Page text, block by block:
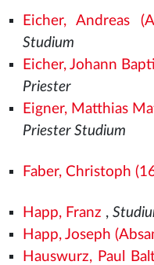
Eicher, Andreas
Studium
Eicher, Johann
Priester
Eigner, Matthias
Priester Studium
Faber, Christoph
Happ, Franz ,
Happ, Joseph
Hauswurz, Paul